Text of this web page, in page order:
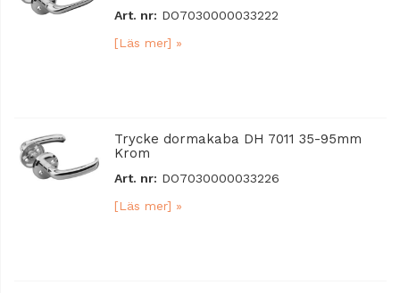
Art. nr: DO7030000033222
[Läs mer] »
Trycke dormakaba DH 7011 35-95mm
Krom
Art. nr: DO7030000033226
[Läs mer] »